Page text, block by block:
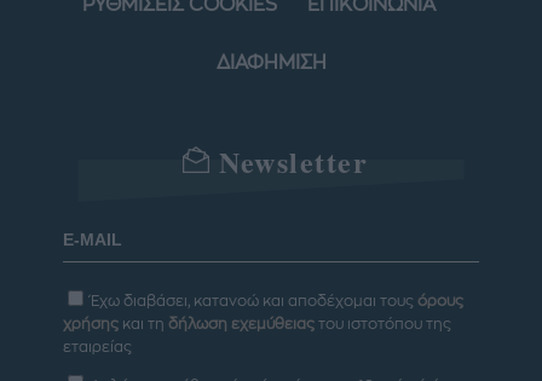
ΡΥΘΜΙΣΕΙΣ COOKIES ΕΠΙΚΟΙΝΩΝΙΑ
ΔΙΑΦΗΜΙΣΗ
Newsletter
Έχω διαβάσει, κατανοώ και αποδέχομαι τους όρους
χρήσης και τη δήλωση εχεμύθειας του ιστοτόπου της
εταιρείας